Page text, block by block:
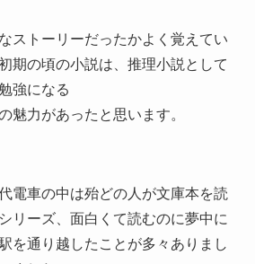
ストーリーだったかよく覚えてい
期の頃の小説は、推理小説として
強になる
魅力があったと思います。
電車の中は殆どの人が文庫本を読
リーズ、面白くて読むのに夢中に
を通り越したことが多々ありまし